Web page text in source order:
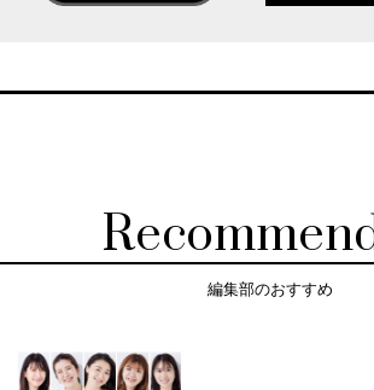
編集部のおすすめ